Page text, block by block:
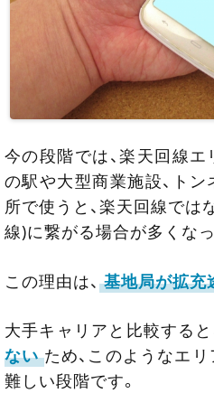
今の段階では、楽天回線
の駅や大型商業施設、ト
所で使うと、楽天回線で
線)に繋がる場合が多くな
この理由は、 基地局が拡充
大手キャリアと比較すると
ない ため、このようなエ
難しい段階です。